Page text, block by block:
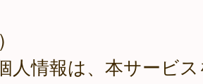
人情報は、本サービ